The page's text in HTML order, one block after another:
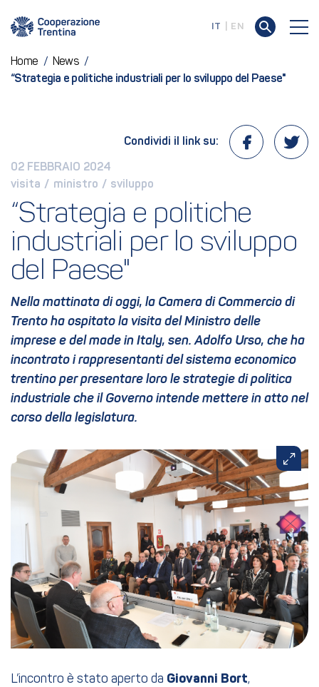
IT EN
Home / News /
“Strategia e politiche industriali per lo sviluppo del Paese"
02 FEBBRAIO 2024
visita / ministro / sviluppo
Condividi il link su:
“Strategia e politiche
industriali per lo sviluppo
del Paese"
Nella mattinata di oggi, la Camera di Commercio di
Trento ha ospitato la visita del Ministro delle
imprese e del made in Italy, sen. Adolfo Urso, che ha
incontrato i rappresentanti del sistema economico
trentino per presentare loro le strategie di politica
industriale che il Governo intende mettere in atto nel
corso della legislatura.
L’incontro è stato aperto da Giovanni Bort,